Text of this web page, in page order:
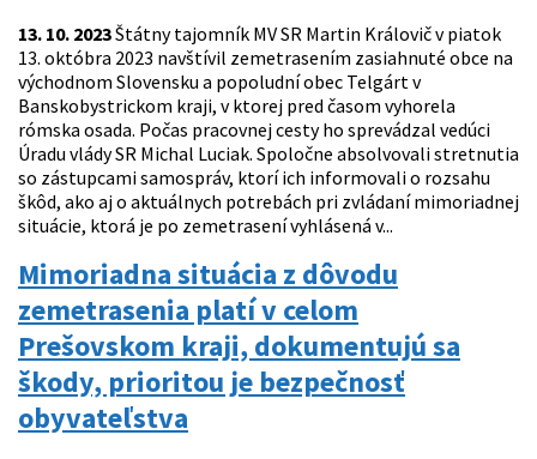
13. 10. 2023Štátny tajomník MV SR Martin Královič v piatok
13. októbra 2023 navštívil zemetrasením zasiahnuté obce na
východnom Slovensku a popoludní obec Telgárt v
Banskobystrickom kraji, v ktorej pred časom vyhorela
rómska osada. Počas pracovnej cesty ho sprevádzal vedúci
Úradu vlády SR Michal Luciak. Spoločne absolvovali stretnutia
so zástupcami samospráv, ktorí ich informovali o rozsahu
škôd, ako aj o aktuálnych potrebách pri zvládaní mimoriadnej
situácie, ktorá je po zemetrasení vyhlásená v...
Mimoriadna situácia z dôvodu
zemetrasenia platí v celom
Prešovskom kraji, dokumentujú sa
škody, prioritou je bezpečnosť
obyvateľstva